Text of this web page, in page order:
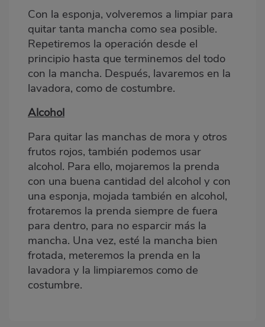
Con la esponja, volveremos a limpiar para
quitar tanta mancha como sea posible.
Repetiremos la operación desde el
principio hasta que terminemos del todo
con la mancha. Después, lavaremos en la
lavadora, como de costumbre.
Alcohol
Para quitar las manchas de mora y otros
frutos rojos, también podemos usar
alcohol. Para ello, mojaremos la prenda
con una buena cantidad del alcohol y con
una esponja, mojada también en alcohol,
frotaremos la prenda siempre de fuera
para dentro, para no esparcir más la
mancha. Una vez, esté la mancha bien
frotada, meteremos la prenda en la
lavadora y la limpiaremos como de
costumbre.